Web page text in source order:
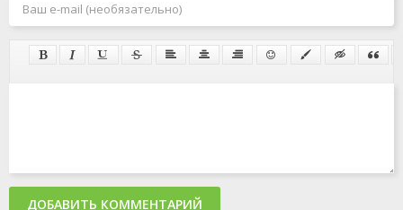
ДОБАВИТЬ КОММЕНТАРИЙ